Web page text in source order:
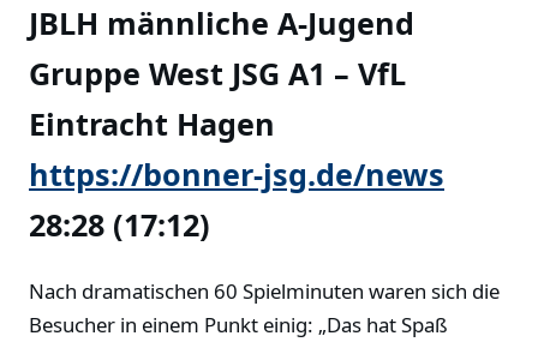
JBLH männliche A-Jugend
Gruppe West JSG A1 – VfL
Eintracht Hagen
https://bonner-jsg.de/news
28:28 (17:12)
Nach dramatischen 60 Spielminuten waren sich die
Besucher in einem Punkt einig: „Das hat Spaß